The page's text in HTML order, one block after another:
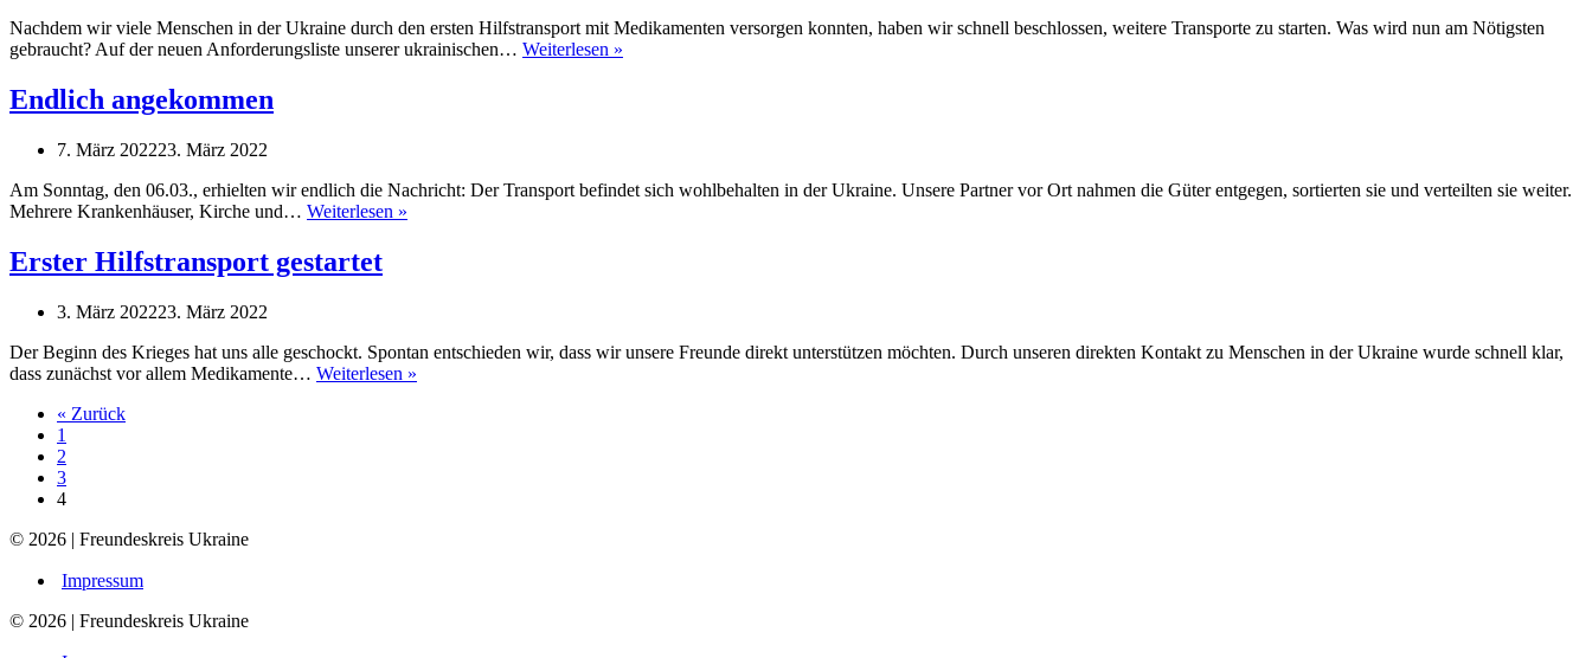
Nachdem wir viele Menschen in der Ukraine durch den ersten Hilfstransport mit Medikamenten versorgen konnten, haben wir schnell beschlossen, weitere Transporte zu starten. Was wird nun am Nötigsten
gebraucht? Auf der neuen Anforderungsliste unserer ukrainischen… Weiterlesen »
Endlich angekommen
7. März 202223. März 2022
Am Sonntag, den 06.03., erhielten wir endlich die Nachricht: Der Transport befindet sich wohlbehalten in der Ukraine. Unsere Partner vor Ort nahmen die Güter entgegen, sortierten sie und verteilten sie weiter.
Mehrere Krankenhäuser, Kirche und… Weiterlesen »
Erster Hilfstransport gestartet
3. März 202223. März 2022
Der Beginn des Krieges hat uns alle geschockt. Spontan entschieden wir, dass wir unsere Freunde direkt unterstützen möchten. Durch unseren direkten Kontakt zu Menschen in der Ukraine wurde schnell klar,
dass zunächst vor allem Medikamente… Weiterlesen »
« Zurück
1
2
3
4
© 2026 | Freundeskreis Ukraine
Impressum
© 2026 | Freundeskreis Ukraine